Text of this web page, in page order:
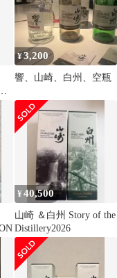
¥3,200
響、山崎、白州、空瓶
¥40,500
山崎 ＆白州 Story of the
Distillery2026